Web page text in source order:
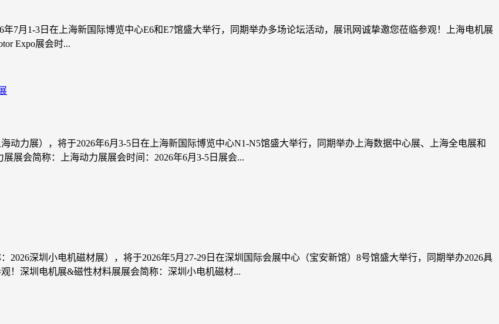
年7月1-3日在上海新国际博览中心E6和E7馆盛大举行，同期举办多场论坛活动，展讯网诚挚邀您莅临参观！上海电机展
Expo展会时...
动力展），将于2026年6月3-5日在上海新国际博览中心N1-N5馆盛大举行，同期举办上海数据中心展、上海全电展和
展会简称：上海动力展展会时间：2026年6月3-5日展会...
2026深圳小电机磁材展），将于2026年5月27-29日在深圳国际会展中心（宝安新馆）8号馆盛大举行，同期举办2026具
！深圳电机展&磁性材料展展会简称：深圳小电机磁材...